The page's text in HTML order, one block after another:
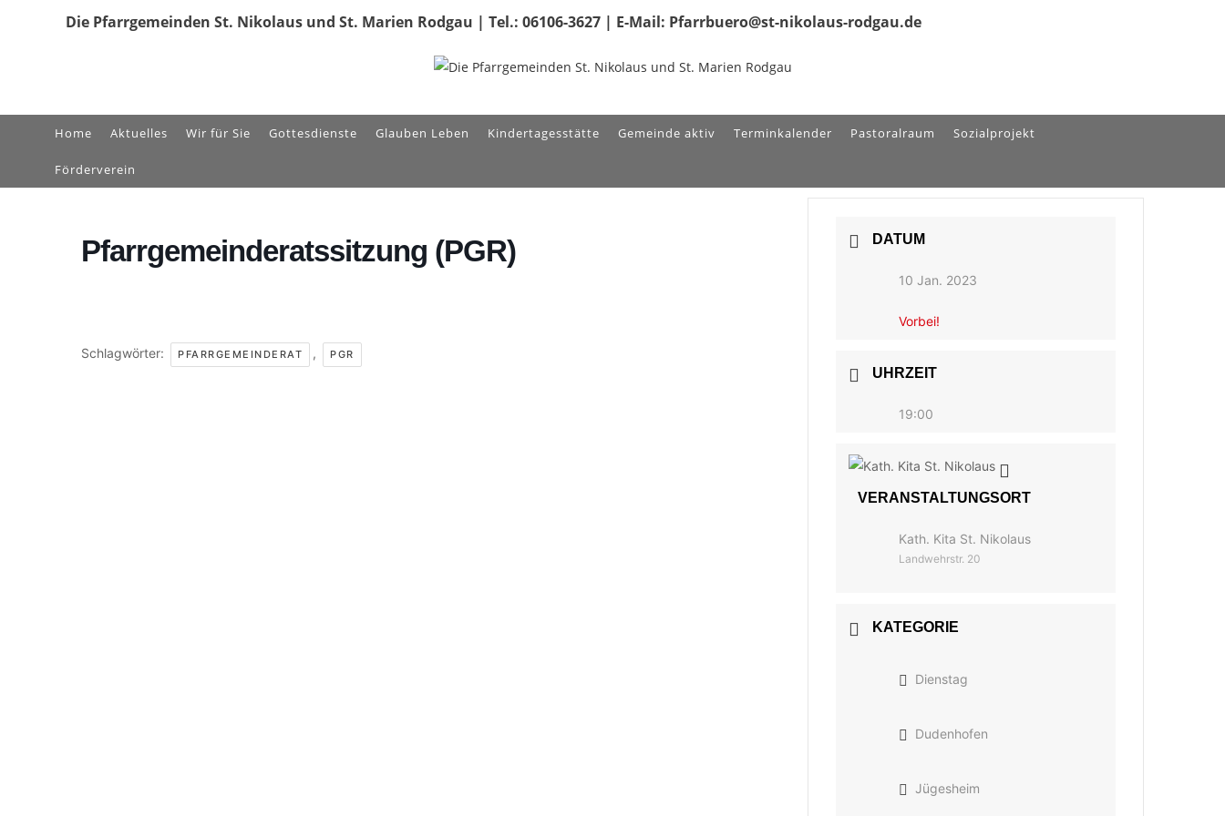
Die Pfarrgemeinden St. Nikolaus und St. Marien Rodgau | Tel.: 06106-3627 | E-Mail: Pfarrbuero@st-nikolaus-rodgau.de
Home Aktuelles Wir für Sie Gottesdienste Glauben Leben Kindertagesstätte Gemeinde aktiv Terminkalender Pastoralraum Sozialprojekt
Förderverein
Pfarrgemeinderatssitzung (PGR)
Schlagwörter: PFARRGEMEINDERAT , PGR
DATUM
10 Jan. 2023
Vorbei!
UHRZEIT
19:00
VERANSTALTUNGSORT
Kath. Kita St. Nikolaus
Landwehrstr. 20
KATEGORIE
Dienstag
Dudenhofen
Jügesheim